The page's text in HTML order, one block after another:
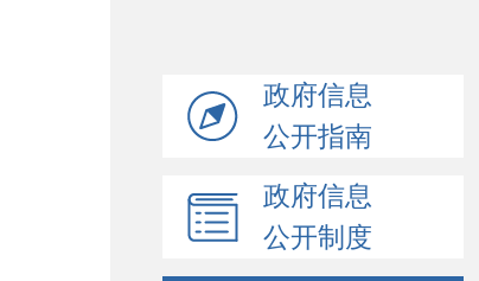
政府信息
公开指南
政府信息
公开制度